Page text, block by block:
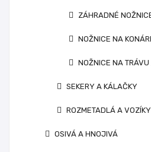
ZÁHRADNÉ
NOŽNICE NA
NOŽNICE NA
SEKERY A KÁLAČKY
ROZMETADLÁ A
OSIVÁ A HNOJIVÁ